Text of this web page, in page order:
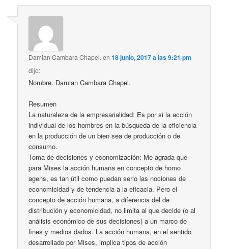
Damian Cambara Chapel. en18 junio, 2017 a las 9:21 pm
dijo:
Nombre. Damian Cambara Chapel.
Resumen
La naturaleza de la empresarialidad: Es por si la acción
individual de los hombres en la búsqueda de la eficiencia
en la producción de un bien sea de producción o de
consumo.
Toma de decisiones y economización: Me agrada que
para Mises la acción humana en concepto de homo
agens, es tan útil como puedan serlo las nociones de
economicidad y de tendencia a la eficacia. Pero el
concepto de acción humana, a diferencia del de
distribución y economicidad, no limita al que decide (o al
análisis económico de sus decisiones) a un marco de
fines y medios dados. La acción humana, en el sentido
desarrollado por Mises, implica tipos de acción